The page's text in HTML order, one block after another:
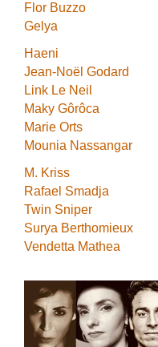
Flor Buzzo
Gelya
Haeni
Jean-Noël Godard
Link Le Neil
Maky Gôrôca
Marie Orts
Mounia Nassangar
M. Kriss
Rafael Smadja
Twin Sniper
Surya Berthomieux
Vendetta Mathea